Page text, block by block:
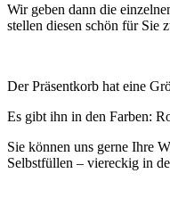
Wir geben dann die
stellen diesen schön für Sie
Der Präsentkorb hat eine
Es gibt ihn in den Farben:
Sie können uns gerne Ihre
Selbstfüllen – viereckig in